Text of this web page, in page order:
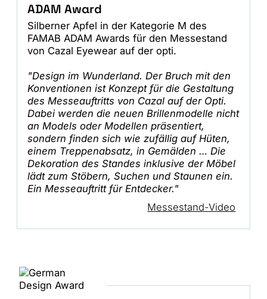
ADAM Award
Silberner Apfel in der Kategorie M des
FAMAB ADAM Awards für den Messestand
von Cazal Eyewear auf der opti.
"Design im Wunderland. Der Bruch mit den
Konventionen ist Konzept für die Gestaltung
des Messeauftritts von Cazal auf der Opti.
Dabei werden die neuen Brillenmodelle nicht
an Models oder Modellen präsentiert,
sondern finden sich wie zufällig auf Hüten,
einem Treppenabsatz, in Gemälden … Die
Dekoration des Standes inklusive der Möbel
lädt zum Stöbern, Suchen und Staunen ein.
Ein Messeauftritt für Entdecker."
Messestand-Video